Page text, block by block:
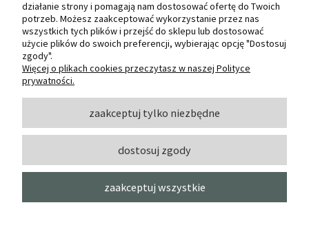
SZTUKMANIA. Profesjonalne artykuły dla
małych i dużych artystów.
O NAS
INFORMACJE I POMOC
MOJE KONTO
działanie strony i pomagają nam dostosować ofertę do Twoich
potrzeb. Możesz zaakceptować wykorzystanie przez nas
wszystkich tych plików i przejść do sklepu lub dostosować
użycie plików do swoich preferencji, wybierając opcję "Dostosuj
zgody".
Więcej o plikach cookies przeczytasz w naszej Polityce
prywatności.
zaakceptuj tylko niezbędne
dostosuj zgody
zaakceptuj wszystkie